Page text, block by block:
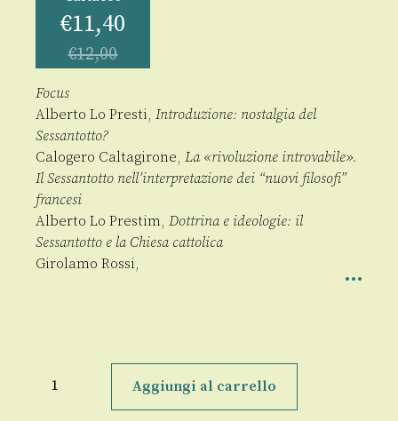
€11,40
€12,00
Focus
Alberto Lo Presti, Introduzione: nostalgia del
Sessantotto?
Calogero Caltagirone, La «rivoluzione introvabile».
Il Sessantotto nell’interpretazione dei “nuovi filosofi”
francesi
Alberto Lo Prestim, Dottrina e ideologie: il
Sessantotto e la Chiesa cattolica
Girolamo Rossi,
Publica
Aggiungi al carrello